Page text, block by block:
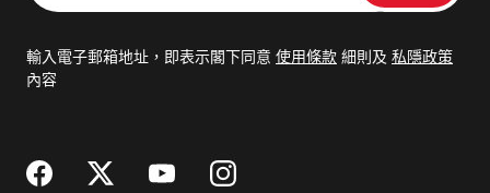
郵
輸入電子郵箱地址，即表示閣下同意 使用條款 細則及 私隱政策
內容